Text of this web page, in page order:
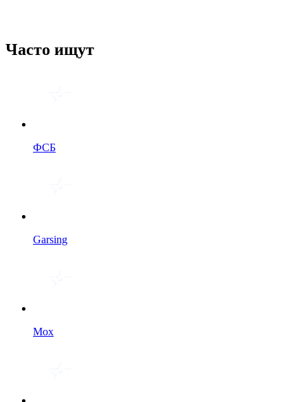
Часто ищут
ФСБ
Garsing
Мох